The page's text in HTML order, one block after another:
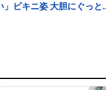
ビキニ姿 大胆にぐっと